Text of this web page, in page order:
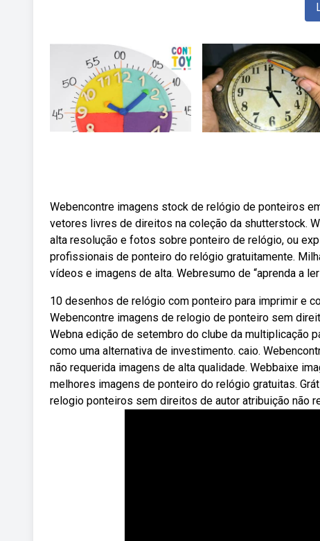
Webencontre imagens stock de relógio de ponteiros
vetores livres de direitos na coleção da shutterstock.
alta resolução e fotos sobre ponteiro de relógio, ou
profissionais de ponteiro do relógio gratuitamente.
vídeos e imagens de alta. Webresumo de “aprenda a
10 desenhos de relógio com ponteiro para imprimir e
Webencontre imagens de relogio de ponteiro sem
Webna edição de setembro do clube da multiplicação
como uma alternativa de investimento. caio.
não requerida imagens de alta qualidade. Webbaixe
melhores imagens de ponteiro do relógio gratuitas.
relogio ponteiros sem direitos de autor atribuição não